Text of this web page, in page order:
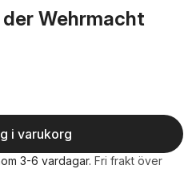
Wehrmacht
i varukorg
3-6 vardagar. Fri frakt över